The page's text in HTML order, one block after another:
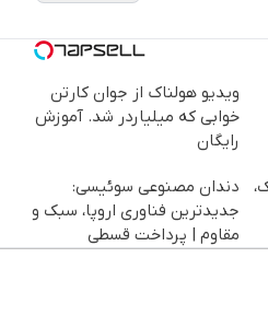
ویدیو هولناک از جوان کارتن
خوابی که میلیاردر شد. آموزش
رایگان
دندان مصنوعی سوئیسی:
جدیدترین فناوری اروپا، سبک و
مقاوم | پرداخت قسطی